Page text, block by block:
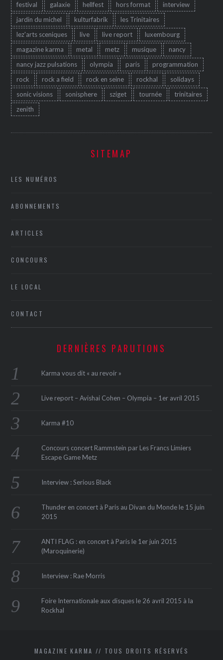
festival
galaxie hellfest hors format
interview
jardin du michel
kulturfabrik
les Trinitaires
lez'arts sceniques
live live report
luxembourg
magazine karma
metal metz musique
nancy
nancy jazz pulsations
olympia paris
programmation
rock
rock a field rock en seine rockhal
solidays
sonic visions
sonisphere sziget tournée
trinitaires
zenith
SITEMAP
LES NUMÉROS
ABONNEMENTS
ARTICLES
CONCOURS
LE LOCAL
CONTACT
DERNIÈRES PARUTIONS
Karma vous dit « au revoir »
Live report – Avishai Cohen – Olympia – 1er avril 2015
Karma #10
Concours concert Rammstein par Les Francs Limiers
Escape Game Metz
Interview : Serious Black
Thunder en concert à Paris au Divan du Monde le 15 juin
2015
ANTI FLAG : en concert à Paris le 1er juin 2015
(Maroquinerie‏)
Interview : Rae Morris
Foire Internationale aux disques le 26 avril 2015 à la
Rockhal
MAGAZINE KARMA // TOUS DROITS RÉSERVÉS